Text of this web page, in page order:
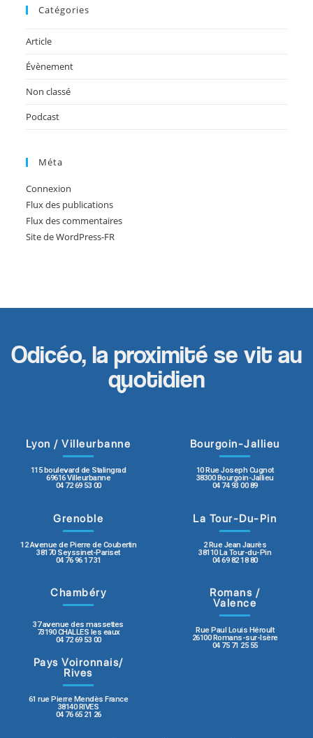
Catégories
Article
Évènement
Non classé
Podcast
Méta
Connexion
Flux des publications
Flux des commentaires
Site de WordPress-FR
Odicéo, la proximité se vit au
quotidien
Lyon / Villeurbanne
115 boulevard de Stalingrad
69616 Villeurbanne
04 72 69 53 00
Bourgoin-Jallieu
10 Rue Joseph Cugnot
38300 Bourgoin-Jallieu
04 74 93 00 89
Grenoble
12 Avenue de Pierre de Coubertin
38170 Seyssinet-Pariset
04 76 96 17 31
La Tour-Du-Pin
2 Rue Jean Jaurès
38110 La Tour-du-Pin
04 69 82 18 80
Chambéry
37 avenue des massettes
73190 CHALLES les eaux
04 72 69 53 00
Romans /
Valence
Rue Paul Louis Héroult
26100 Romans-sur-Isère
04 75 71 25 55
Pays Voironnais/
Rives
61 rue Pierre Mendès France
38140 RIVES
04 76 65 21 26